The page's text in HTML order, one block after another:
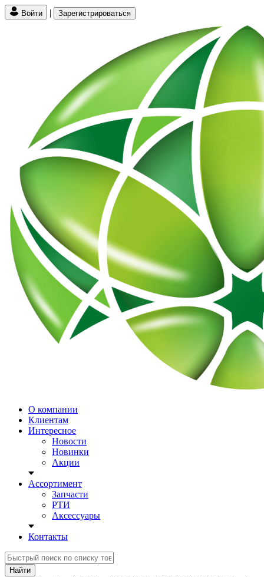
Войти | Зарегистрироваться
О компании
Клиентам
Интересное
Новости
Новинки
Акции
Ассортимент
Запчасти
РТИ
Аксессуары
Контакты
Найти